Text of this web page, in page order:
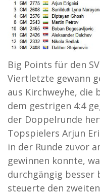
Big Points für den
Viertletzte gewann
aus Kirchweyhe,
dem gestrigen 4:4
der Doppelrunde
Topspielers Arjun
in der Runde zuvor
gewinnen konnte,
durchgängig besser
steuerte den